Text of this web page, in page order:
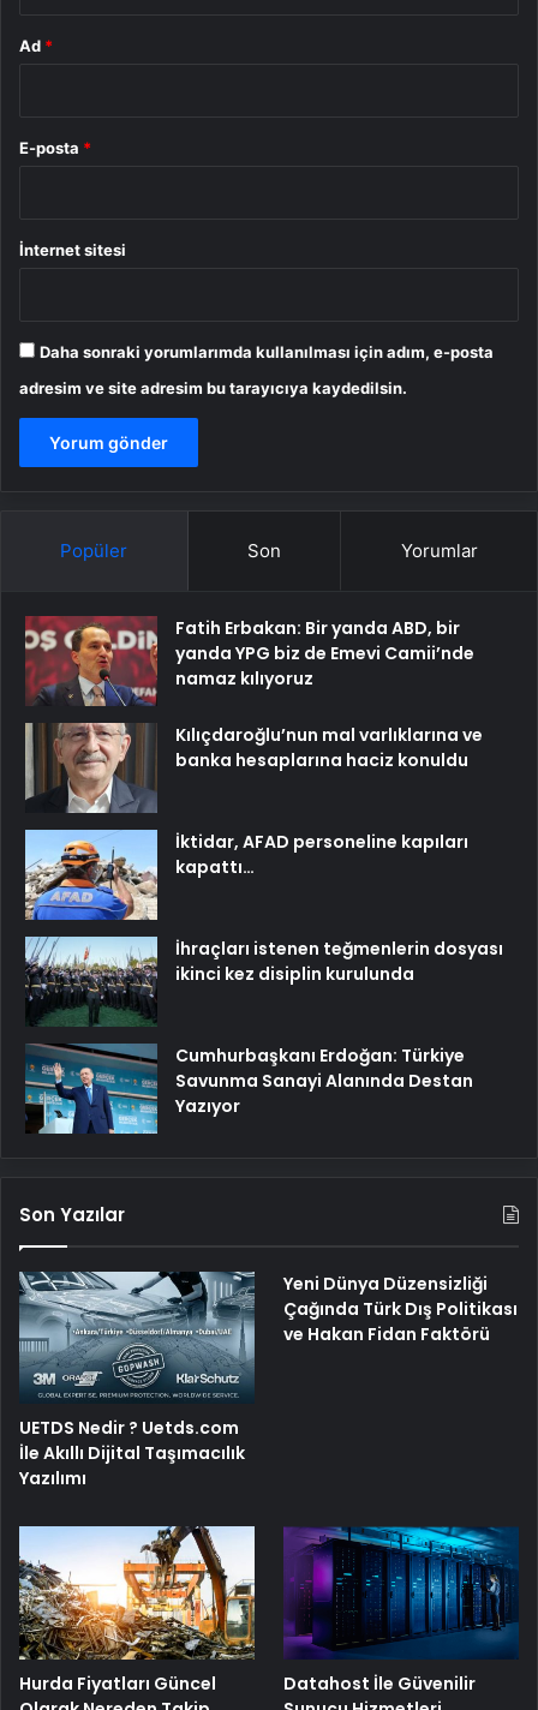
Ad *
E-posta *
İnternet sitesi
Daha sonraki yorumlarımda kullanılması için adım, e-posta
adresim ve site adresim bu tarayıcıya kaydedilsin.
Popüler Son Yorumlar
Fatih Erbakan: Bir yanda ABD, bir
yanda YPG biz de Emevi Camii’nde
namaz kılıyoruz
Kılıçdaroğlu’nun mal varlıklarına ve
banka hesaplarına haciz konuldu
İktidar, AFAD personeline kapıları
kapattı…
İhraçları istenen teğmenlerin dosyası
ikinci kez disiplin kurulunda
Cumhurbaşkanı Erdoğan: Türkiye
Savunma Sanayi Alanında Destan
Yazıyor
Son Yazılar
UETDS Nedir ? Uetds.com
İle Akıllı Dijital Taşımacılık
Yazılımı
Yeni Dünya Düzensizliği
Çağında Türk Dış Politikası
ve Hakan Fidan Faktörü
Hurda Fiyatları Güncel
Datahost İle Güvenilir